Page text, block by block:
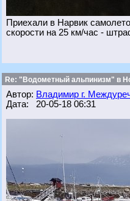
Приехали в Нарвик
скорости на 25 км/час -
Re: "Водометный альпинизм" в
Автор: Владимир г.
Дата: 20-05-18 06:31